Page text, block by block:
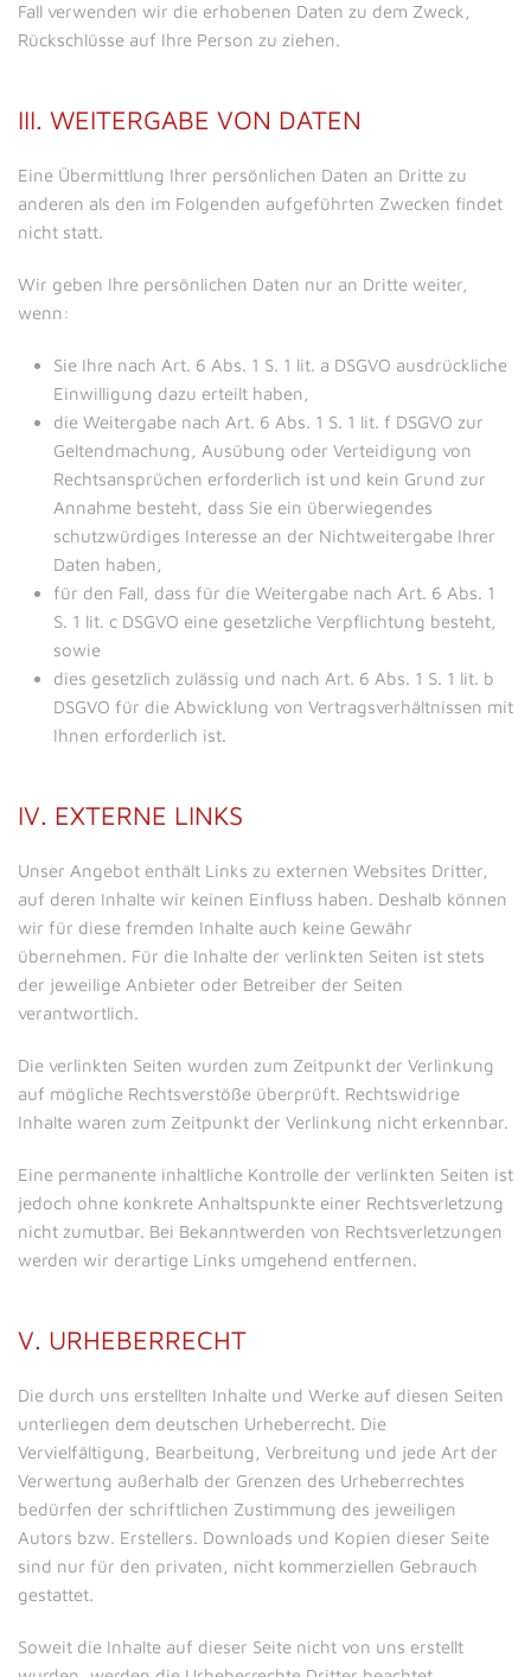
Fall verwenden wir die erhobenen Daten zu dem Zweck,
Rückschlüsse auf Ihre Person zu ziehen.
III. WEITERGABE VON DATEN
Eine Übermittlung Ihrer persönlichen Daten an Dritte zu
anderen als den im Folgenden aufgeführten Zwecken findet
nicht statt.
Wir geben Ihre persönlichen Daten nur an Dritte weiter,
wenn:
Sie Ihre nach Art. 6 Abs. 1 S. 1 lit. a DSGVO ausdrückliche
Einwilligung dazu erteilt haben,
die Weitergabe nach Art. 6 Abs. 1 S. 1 lit. f DSGVO zur
Geltendmachung, Ausübung oder Verteidigung von
Rechtsansprüchen erforderlich ist und kein Grund zur
Annahme besteht, dass Sie ein überwiegendes
schutzwürdiges Interesse an der Nichtweitergabe Ihrer
Daten haben,
für den Fall, dass für die Weitergabe nach Art. 6 Abs. 1
S. 1 lit. c DSGVO eine gesetzliche Verpflichtung besteht,
sowie
dies gesetzlich zulässig und nach Art. 6 Abs. 1 S. 1 lit. b
DSGVO für die Abwicklung von Vertragsverhältnissen mit
Ihnen erforderlich ist.
IV. EXTERNE LINKS
Unser Angebot enthält Links zu externen Websites Dritter,
auf deren Inhalte wir keinen Einfluss haben. Deshalb können
wir für diese fremden Inhalte auch keine Gewähr
übernehmen. Für die Inhalte der verlinkten Seiten ist stets
der jeweilige Anbieter oder Betreiber der Seiten
verantwortlich.
Die verlinkten Seiten wurden zum Zeitpunkt der Verlinkung
auf mögliche Rechtsverstöße überprüft. Rechtswidrige
Inhalte waren zum Zeitpunkt der Verlinkung nicht erkennbar.
Eine permanente inhaltliche Kontrolle der verlinkten Seiten ist
jedoch ohne konkrete Anhaltspunkte einer Rechtsverletzung
nicht zumutbar. Bei Bekanntwerden von Rechtsverletzungen
werden wir derartige Links umgehend entfernen.
V. URHEBERRECHT
Die durch uns erstellten Inhalte und Werke auf diesen Seiten
unterliegen dem deutschen Urheberrecht. Die
Vervielfältigung, Bearbeitung, Verbreitung und jede Art der
Verwertung außerhalb der Grenzen des Urheberrechtes
bedürfen der schriftlichen Zustimmung des jeweiligen
Autors bzw. Erstellers. Downloads und Kopien dieser Seite
sind nur für den privaten, nicht kommerziellen Gebrauch
gestattet.
Soweit die Inhalte auf dieser Seite nicht von uns erstellt